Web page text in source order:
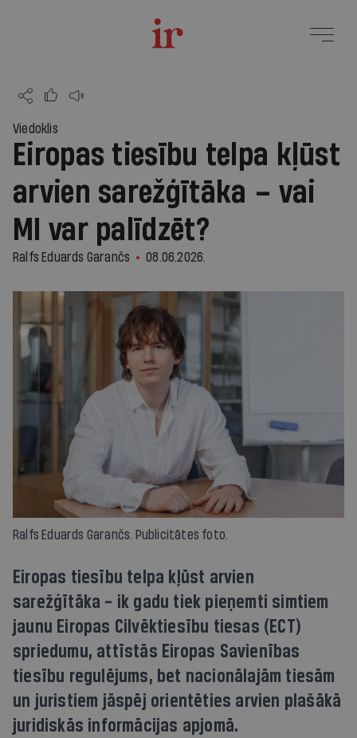
Viedoklis
Eiropas tiesību telpa kļūst
arvien sarežģītāka – vai
MI var palīdzēt?
Ralfs Eduards Garančs 08.06.2026.
Ralfs Eduards Garančs. Publicitātes foto.
Eiropas tiesību telpa kļūst arvien
sarežģītāka – ik gadu tiek pieņemti simtiem
jaunu Eiropas Cilvēktiesību tiesas (ECT)
spriedumu, attīstās Eiropas Savienības
tiesību regulējums, bet nacionālajām tiesām
un juristiem jāspēj orientēties arvien plašākā
juridiskās informācijas apjomā.